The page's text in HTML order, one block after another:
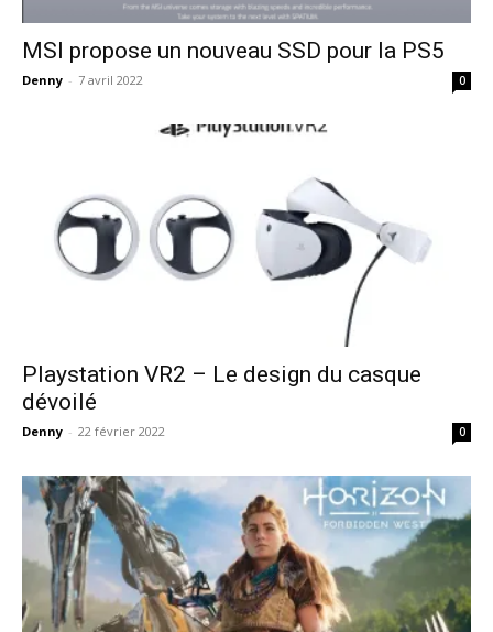
MSI propose un nouveau SSD pour la PS5
Denny - 7 avril 2022 0
Playstation VR2 – Le design du casque
dévoilé
Denny - 22 février 2022 0